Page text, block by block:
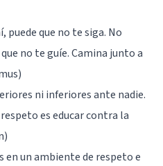
puede que no te siga. No
no te guíe. Camina junto a
ni inferiores ante nadie.
es educar contra la
en un ambiente de respeto e